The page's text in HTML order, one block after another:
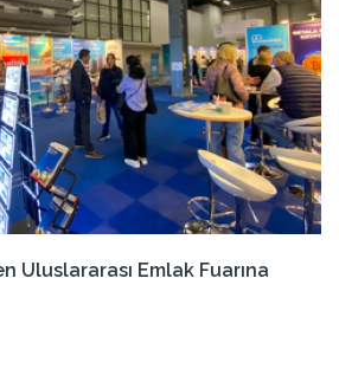
Uluslararası Emlak Fuarına